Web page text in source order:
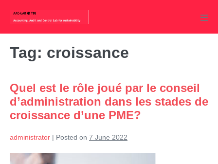
content
Tag: croissance
Quel est le rôle joué par le conseil
d’administration dans les stades de
croissance d’une PME?
administrator | Posted on 7 June 2022
Quel